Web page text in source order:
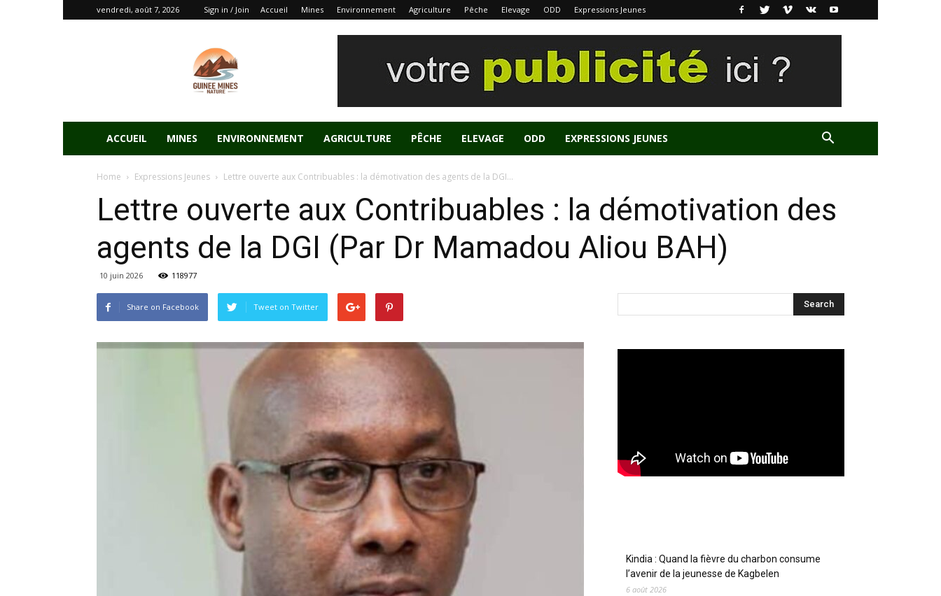
vendredi, août 7, 2026 Sign in / Join Accueil Mines Environnement Agriculture Pêche Elevage ODD Expressions Jeunes
ACCUEIL MINES ENVIRONNEMENT AGRICULTURE PÊCHE ELEVAGE ODD EXPRESSIONS JEUNES
Home Expressions Jeunes Lettre ouverte aux Contribuables : la démotivation des agents de la DGI...
Lettre ouverte aux Contribuables : la démotivation des
agents de la DGI (Par Dr Mamadou Aliou BAH)
10 juin 2026 118977
Share on Facebook Tweet on Twitter
Kindia : Quand la fièvre du charbon consume
l’avenir de la jeunesse de Kagbelen
6 août 2026